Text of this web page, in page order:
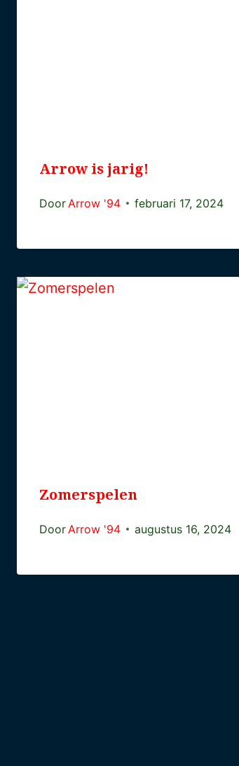
Arrow is jarig!
Door Arrow '94 februari 17, 2024
Zomerspelen
Door Arrow '94 augustus 16, 2024